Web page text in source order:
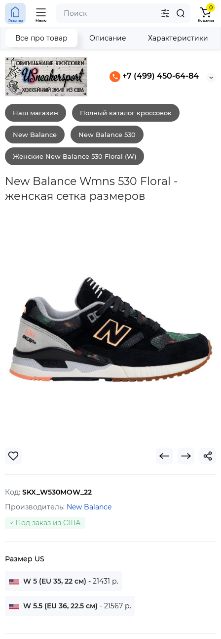
+7 (499) 450-64-84
Главная Меню
0
Корзина
Наш магазин Полный каталог кроссовок
New Balance New Balance 530
Женские New Balance 530 Floral (W)
New Balance Wmns 530 Floral -
женская сетка размеров
Все про товар Описание Характеристики
Код: SKX_W530MOW_22
Производитель: New Balance
Под заказ из США
Размер US
W 5 (EU 35, 22 см) - 21431 р.
W 5.5 (EU 36, 22.5 см) - 21567 р.